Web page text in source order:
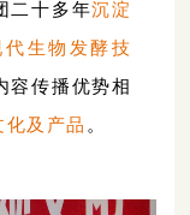
二十多年沉淀
生物发酵技
容传播优势相
及产品 。